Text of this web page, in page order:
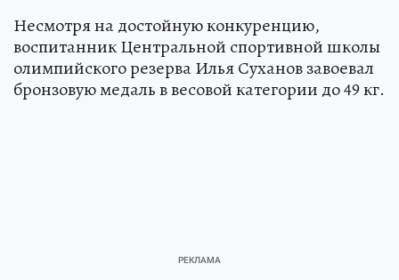
Несмотря на достойную конкуренцию,
воспитанник Центральной спортивной школы
олимпийского резерва Илья Суханов завоевал
бронзовую медаль в весовой категории до 49 кг.